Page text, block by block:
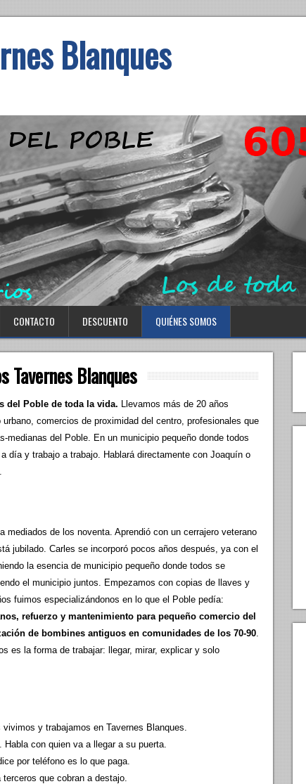
Blanques
CONTACTO DESCUENTO QUIÉNES SOMOS
Tavernes Blanques
del Poble de toda la vida. Llevamos más de 20 años
comercios de proximidad del centro, profesionales que
medianas del Poble. En un municipio pequeño donde todos
día y trabajo a trabajo. Hablará directamente con Joaquín o
mediados de los noventa. Aprendió con un cerrajero veterano
jubilado. Carles se incorporó pocos años después, ya con el
la esencia de municipio pequeño donde todos se
el municipio juntos. Empezamos con copias de llaves y
fuimos especializándonos en lo que el Poble pedía:
refuerzo y mantenimiento para pequeño comercio del
de bombines antiguos en comunidades de los 70-90.
es la forma de trabajar: llegar, mirar, explicar y solo
y trabajamos en Tavernes Blanques.
Habla con quien va a llegar a su puerta.
por teléfono es lo que paga.
terceros que cobran a destajo.